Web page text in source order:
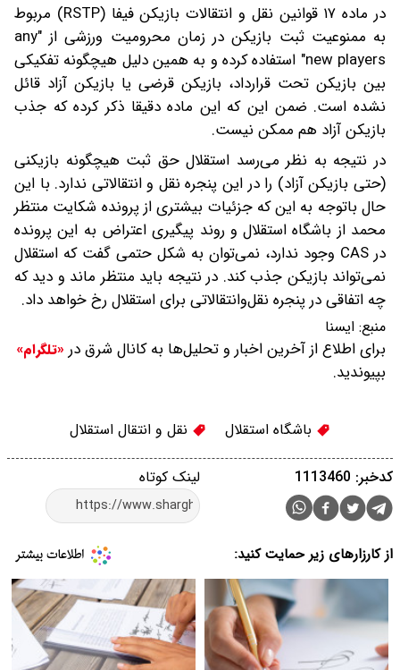
در ماده ۱۷ قوانین نقل و انتقالات بازیکن فیفا (RSTP) مربوط
به ممنوعیت ثبت بازیکن در زمان محرومیت ورزشی از "any
new players" استفاده کرده و به همین دلیل هیچگونه تفکیکی
بین بازیکن تحت قرارداد، بازیکن قرضی یا بازیکن آزاد قائل
نشده است. ضمن این که این ماده دقیقا ذکر کرده که جذب
بازیکن آزاد هم ممکن نیست.
در نتیجه به نظر می‌رسد استقلال حق ثبت هیچگونه بازیکنی
(حتی بازیکن آزاد) را در این پنجره نقل و انتقالاتی ندارد. با این
حال باتوجه به این که جزئیات بیشتری از پرونده شکایت منتظر
محمد از باشگاه استقلال و روند پیگیری اعتراض به این پرونده
در CAS وجود ندارد، نمی‌توان به شکل حتمی گفت که استقلال
نمی‌تواند بازیکن جذب کند. در نتیجه باید منتظر ماند و دید که
چه اتفاقی در پنجره نقل‌وانتقالاتی برای استقلال رخ خواهد داد.
منبع: ایسنا
برای اطلاع از آخرین اخبار و تحلیل‌ها به کانال شرق در «تلگرام»
بپیوندید.
باشگاه استقلال نقل و انتقال استقلال
لینک کوتاه کدخبر: 1113460
از کارزارهای زیر حمایت کنید: